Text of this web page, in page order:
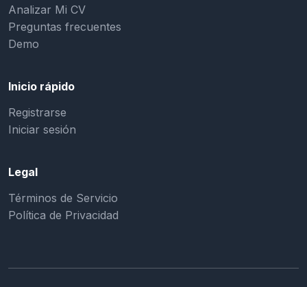
Analizar Mi CV
Preguntas frecuentes
Demo
Inicio rápido
Registrarse
Iniciar sesión
Legal
Términos de Servicio
Política de Privacidad